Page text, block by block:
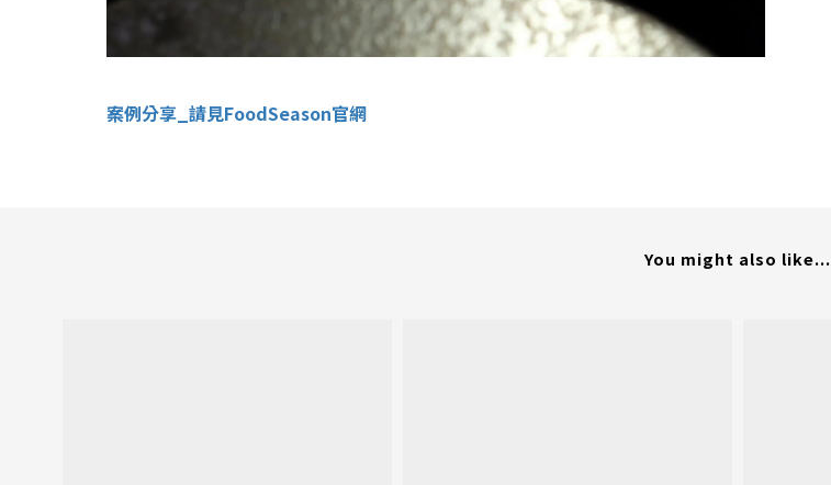
案例分享_請見FoodSeason官網
You might also like...